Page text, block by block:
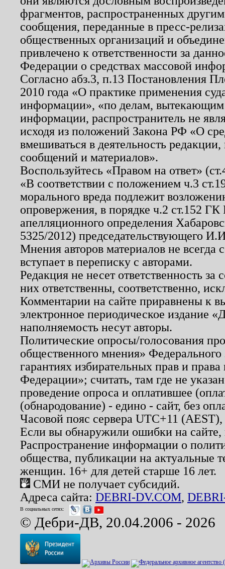
фрагментов, распространенных
сообщения, переданные в пресс-
общественных организаций и
привлечено к ответственности за
Федерации о средствах массовой
Согласно абз.3, п.13 Постановления
2010 года «О практике применения
информации», «по делам, вытекающим
информации, распространитель не
исходя из положений Закона РФ «О
вмешиваться в деятельность
сообщений и материалов».
Воспользуйтесь «Правом на ответ»
«В соответствии с положением ч.3
морального вреда подлежит
опровержения, в порядке ч.2 ст.152
апелляционного определения
5325/2012) председательствующего
Мнения авторов материалов не
вступает в переписку с авторами.
Редакция не несет ответственность
них ответственны, соответственно,
Комментарии на сайте приравнены к
электронное периодическое издание
наполняемость несут авторы.
Политические опросы/голосования
общественного мнения»
гарантиях избирательных прав и
Федерации»; считать, там где не
проведение опроса и оплатившее
(обнародование) - едино - сайт, без
Часовой пояс сервера UTC+11
Если вы обнаружили ошибки на
Распространение информации о
общества, публикации на актуальные
женщин. 16+ для детей старше 16 лет.
СМИ не получает субсидий.
Адреса сайта: DEBRI-DV.COM,
В социальных сетях:
© Дебри-ДВ, 20.04.2006 - 2026